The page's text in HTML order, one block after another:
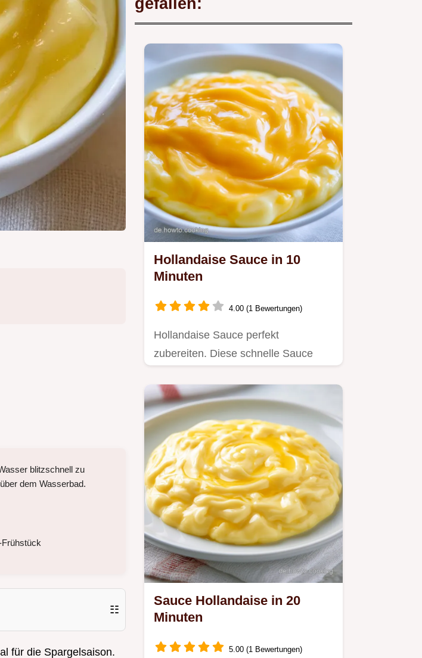
blitzschnell zu
dem Wasserbad.
☷
für die Spargelsaison.
Hollandaise Sauce in 10
Minuten
4.00 (1 Bewertungen)
Hollandaise Sauce perfekt
zubereiten. Diese schnelle Sauce
idiotensicher.
Sauce Hollandaise in 20
Minuten
5.00 (1 Bewertungen)